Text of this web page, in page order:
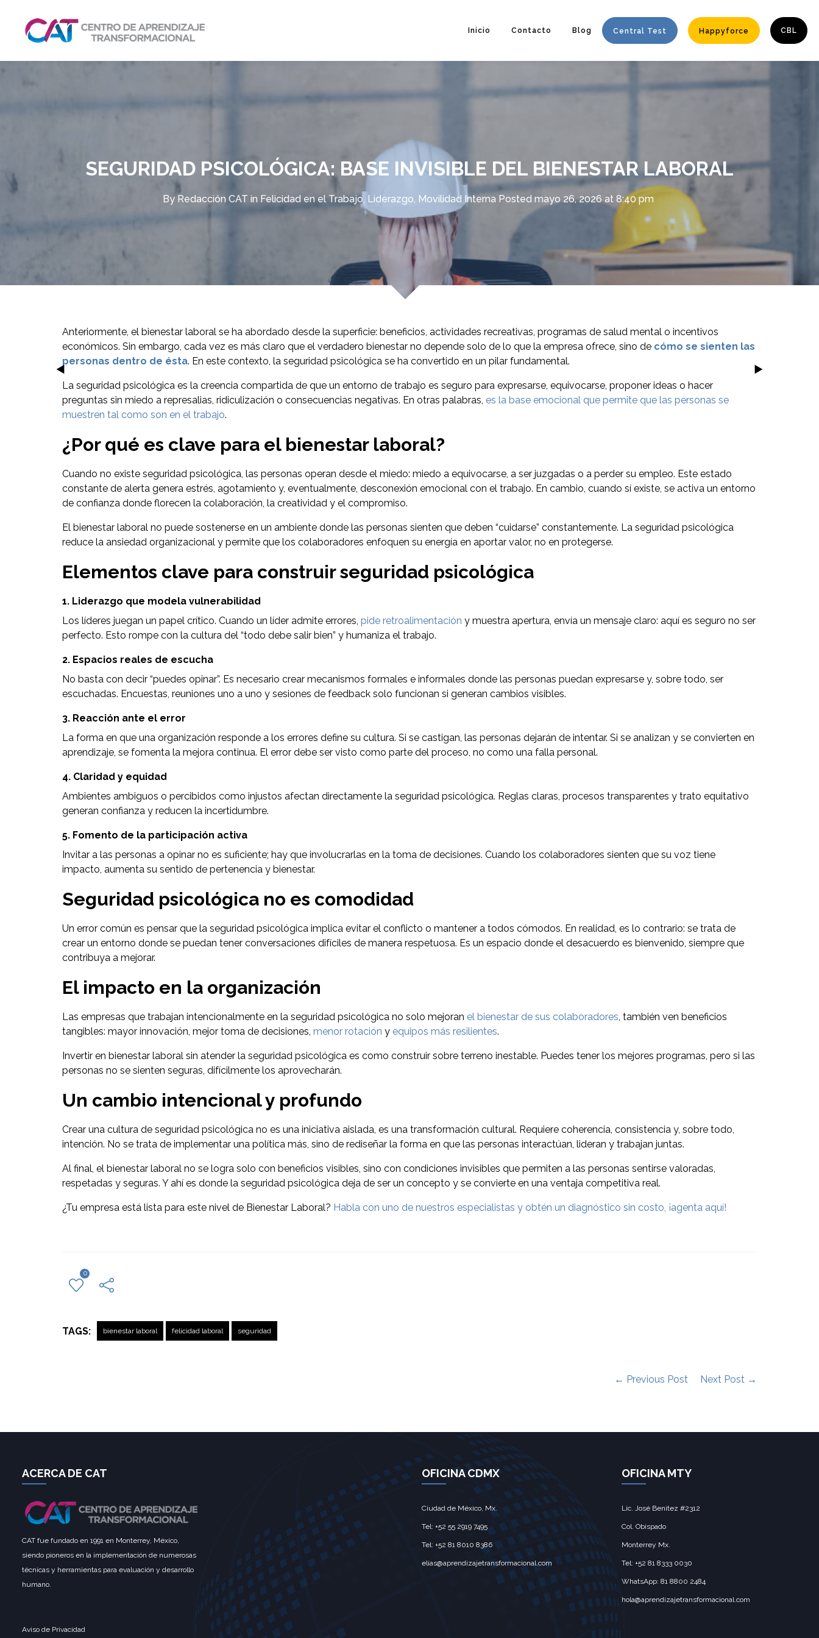
Enter tracking ID
Inicio Contacto Blog Central Test Happyforce CBL
SEGURIDAD PSICOLÓGICA: BASE INVISIBLE DEL BIENESTAR LABORAL
By Redacción CAT in Felicidad en el Trabajo, Liderazgo Movilidad Interna Posted mayo 26, 2026 at 8:40 pm
Anteriormente, el bienestar laboral se ha abordado desde la superficie: beneficios, actividades recreativas, programas de salud mental o incentivos
económicos. Sin embargo, cada vez es más claro que el verdadero bienestar no depende solo de lo que la empresa ofrece, sino de cómo se sienten las
personas dentro de ésta. En este contexto, la seguridad psicológica se ha convertido en un pilar fundamental.
La seguridad psicológica es la creencia compartida de que un entorno de trabajo es seguro para expresarse, equivocarse, proponer ideas o hacer
preguntas sin miedo a represalias, ridiculización o consecuencias negativas. En otras palabras, es la base emocional que permite que las personas se
muestren tal como son en el trabajo.
¿Por qué es clave para el bienestar laboral?
Cuando no existe seguridad psicológica, las personas operan desde el miedo: miedo a equivocarse, a ser juzgadas o a perder su empleo. Este estado
constante de alerta genera estrés, agotamiento y, eventualmente, desconexión emocional con el trabajo. En cambio, cuando sí existe, se activa un entorno
de confianza donde florecen la colaboración, la creatividad y el compromiso.
El bienestar laboral no puede sostenerse en un ambiente donde las personas sienten que deben “cuidarse” constantemente. La seguridad psicológica
reduce la ansiedad organizacional y permite que los colaboradores enfoquen su energía en aportar valor, no en protegerse.
Elementos clave para construir seguridad psicológica
1. Liderazgo que modela vulnerabilidad
Los líderes juegan un papel crítico. Cuando un líder admite errores, pide retroalimentación y muestra apertura, envía un mensaje claro: aquí es seguro no ser
perfecto. Esto rompe con la cultura del “todo debe salir bien” y humaniza el trabajo.
2. Espacios reales de escucha
No basta con decir “puedes opinar”. Es necesario crear mecanismos formales e informales donde las personas puedan expresarse y, sobre todo, ser
escuchadas. Encuestas, reuniones uno a uno y sesiones de feedback solo funcionan si generan cambios visibles.
3. Reacción ante el error
La forma en que una organización responde a los errores define su cultura. Si se castigan, las personas dejarán de intentar. Si se analizan y se convierten en
aprendizaje, se fomenta la mejora continua. El error debe ser visto como parte del proceso, no como una falla personal.
4. Claridad y equidad
Ambientes ambiguos o percibidos como injustos afectan directamente la seguridad psicológica. Reglas claras, procesos transparentes y trato equitativo
generan confianza y reducen la incertidumbre.
5. Fomento de la participación activa
Invitar a las personas a opinar no es suficiente; hay que involucrarlas en la toma de decisiones. Cuando los colaboradores sienten que su voz tiene
impacto, aumenta su sentido de pertenencia y bienestar.
Seguridad psicológica no es comodidad
Un error común es pensar que la seguridad psicológica implica evitar el conflicto o mantener a todos cómodos. En realidad, es lo contrario: se trata de
crear un entorno donde se puedan tener conversaciones difíciles de manera respetuosa. Es un espacio donde el desacuerdo es bienvenido, siempre que
contribuya a mejorar.
El impacto en la organización
Las empresas que trabajan intencionalmente en la seguridad psicológica no solo mejoran el bienestar de sus colaboradores, también ven beneficios
tangibles: mayor innovación, mejor toma de decisiones, menor rotación y equipos más resilientes.
Invertir en bienestar laboral sin atender la seguridad psicológica es como construir sobre terreno inestable. Puedes tener los mejores programas, pero si las
personas no se sienten seguras, difícilmente los aprovecharán.
Un cambio intencional y profundo
Crear una cultura de seguridad psicológica no es una iniciativa aislada, es una transformación cultural. Requiere coherencia, consistencia y, sobre todo,
intención. No se trata de implementar una política más, sino de rediseñar la forma en que las personas interactúan, lideran y trabajan juntas.
Al final, el bienestar laboral no se logra solo con beneficios visibles, sino con condiciones invisibles que permiten a las personas sentirse valoradas,
respetadas y seguras. Y ahí es donde la seguridad psicológica deja de ser un concepto y se convierte en una ventaja competitiva real.
¿Tu empresa está lista para este nivel de Bienestar Laboral? Habla con uno de nuestros especialistas y obtén un diagnóstico sin costo, ¡agenta aquí!
0
TAGS: bienestar laboral felicidad laboral seguridad
← Previous Post Next Post →
ACERCA DE CAT
CAT fue fundado en 1991 en Monterrey, México,
siendo pioneros en la implementación de numerosas
técnicas y herramientas para evaluación y desarrollo
humano.
Aviso de Privacidad
OFICINA CDMX
Ciudad de México, Mx.‎
Tel: +52 55 2919 7495‎
Tel: +52 81 8010 8386
elias@aprendizajetransformacional.com
OFICINA MTY
Lic. José Benitez #2312
Col. Obispado
Monterrey Mx.‎
Tel: +52 81 8333 0030
WhatsApp: 81 8800 2484
hola@aprendizajetransformacional.com